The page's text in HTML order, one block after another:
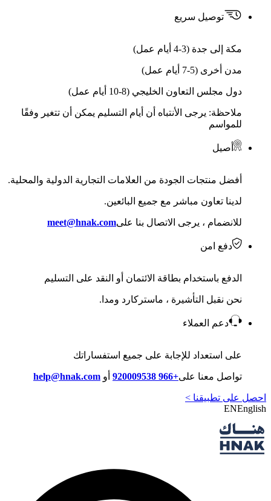
توصيل سريع
مكة إلى جدة (3-4 أيام عمل)
مدن أخرى (5-7 أيام عمل)
دول مجلس التعاون الخليجي (8-10 أيام عمل)
ملاحظة: يرجى الأنتباه أن أيام التسليم يمكن أن تتغير وفقًا
للمواسم
أصيل
أفضل منتجات الجودة من العلامات التجارية الدولية والمحلية.
لدينا تعاون مباشر مع جميع البائعين.
للانضمام ، يرجى الاتصال بنا علىmeet@hnak.com
دفع امن
الدفع باستخدام بطاقة الائتمان أو النقد على التسليم
نحن نقبل التأشيرة ، ماستركارد ومدا.
دعم العملاء
على استعداد للإجابة على جميع استفساراتك
تواصل معنا على+966 920009538 أو help@hnak.com
احصل على تطبيقنا >
ENEnglish